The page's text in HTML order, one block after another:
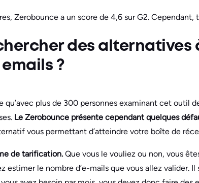
Zerobounce a un score de 4,6 sur G2. Cependant,
des alternatives
?
qu’avec plus de 300 personnes examinant cet outil
Le Zerobounce présente cependant quelques
vous permettant d’atteindre votre boîte de
de tarification. Que vous le vouliez ou non, vous
estimer le nombre d’e-mails que vous allez valider. Il